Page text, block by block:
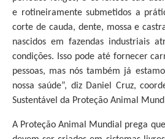
e rotineiramente submetidos a
corte de cauda, dente, mossa e
nascidos em fazendas industriais
condições. Isso pode até fornecer
pessoas, mas nós também já
nossa saúde”, diz Daniel Cruz,
Sustentável da Proteção Animal
A Proteção Animal Mundial prega